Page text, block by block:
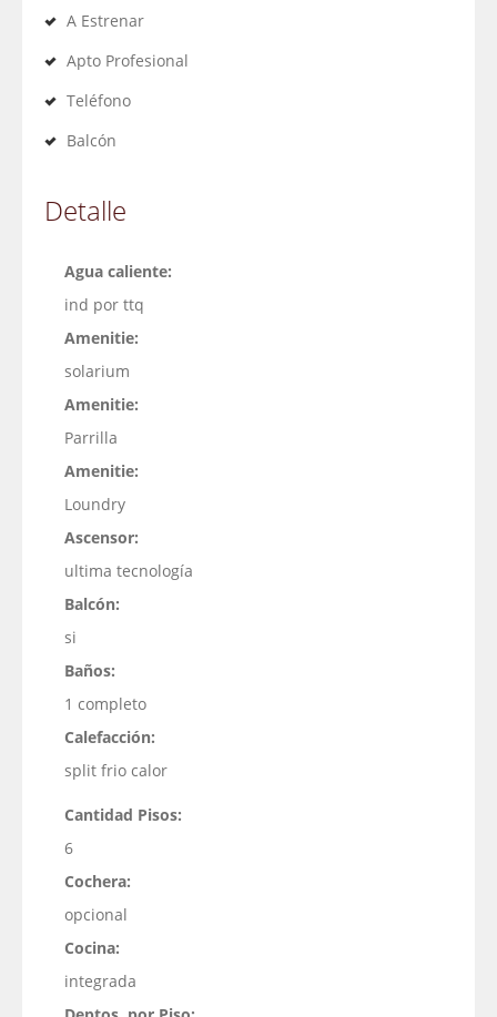
A Estrenar
Apto Profesional
Teléfono
Balcón
Detalle
Agua caliente:
ind por ttq
Amenitie:
solarium
Amenitie:
Parrilla
Amenitie:
Loundry
Ascensor:
ultima tecnología
Balcón:
si
Baños:
1 completo
Calefacción:
split frio calor
Cantidad Pisos:
6
Cochera:
opcional
Cocina:
integrada